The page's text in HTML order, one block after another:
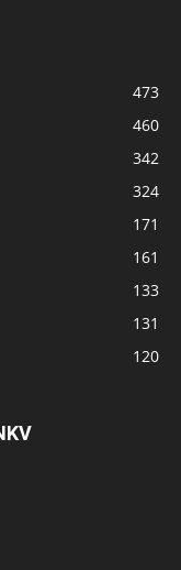
473
460
342
324
171
161
133
131
120